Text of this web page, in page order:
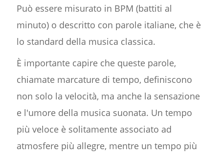
Può essere misurato in BPM (battiti al
minuto) o descritto con parole italiane, che è
lo standard della musica classica.
È importante capire che queste parole,
chiamate marcature di tempo, definiscono
non solo la velocità, ma anche la sensazione
e l'umore della musica suonata. Un tempo
più veloce è solitamente associato ad
atmosfere più allegre, mentre un tempo più